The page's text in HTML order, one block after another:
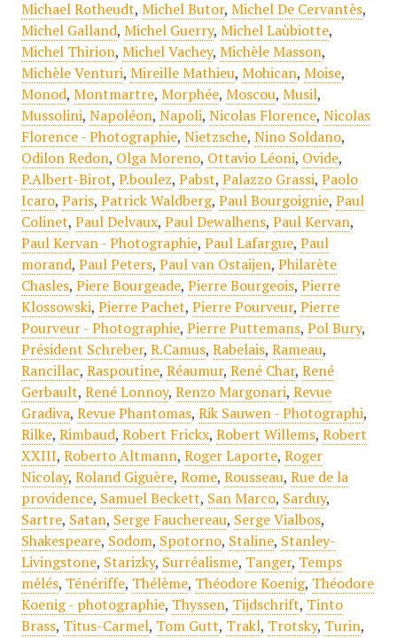
Michael Rotheudt, Michel Butor, Michel De Cervantès,
Michel Galland, Michel Guerry, Michel Laùbiotte,
Michel Thirion, Michel Vachey, Michèle Masson,
Michèle Venturi, Mireille Mathieu, Mohican, Moise,
Monod, Montmartre, Morphée, Moscou, Musil,
Mussolini, Napoléon, Napoli, Nicolas Florence, Nicolas
Florence - Photographie, Nietzsche, Nino Soldano,
Odilon Redon, Olga Moreno, Ottavio Léoni, Ovide,
P.Albert-Birot, P.boulez, Pabst, Palazzo Grassi, Paolo
Icaro, Paris, Patrick Waldberg, Paul Bourgoignie, Paul
Colinet, Paul Delvaux, Paul Dewalhens, Paul Kervan,
Paul Kervan - Photographie, Paul Lafargue, Paul
morand, Paul Peters, Paul van Ostaijen, Philarète
Chasles, Piere Bourgeade, Pierre Bourgeois, Pierre
Klossowski, Pierre Pachet, Pierre Pourveur, Pierre
Pourveur - Photographie, Pierre Puttemans, Pol Bury,
Président Schreber, R.Camus, Rabelais, Rameau,
Rancillac, Raspoutine, Réaumur, René Char, René
Gerbault, René Lonnoy, Renzo Margonari, Revue
Gradiva, Revue Phantomas, Rik Sauwen - Photographi,
Rilke, Rimbaud, Robert Frickx, Robert Willems, Robert
XXIII, Roberto Altmann, Roger Laporte, Roger
Nicolay, Roland Giguère, Rome, Rousseau, Rue de la
providence, Samuel Beckett, San Marco, Sarduy,
Sartre, Satan, Serge Fauchereau, Serge Vialbos,
Shakespeare, Sodom, Spotorno, Staline, Stanley-
Livingstone, Starizky, Surréalisme, Tanger, Temps
mêlés, Ténériffe, Thélème, Théodore Koenig, Théodore
Koenig - photographie, Thyssen, Tijdschrift, Tinto
Brass, Titus-Carmel, Tom Gutt, Trakl, Trotsky, Turin,